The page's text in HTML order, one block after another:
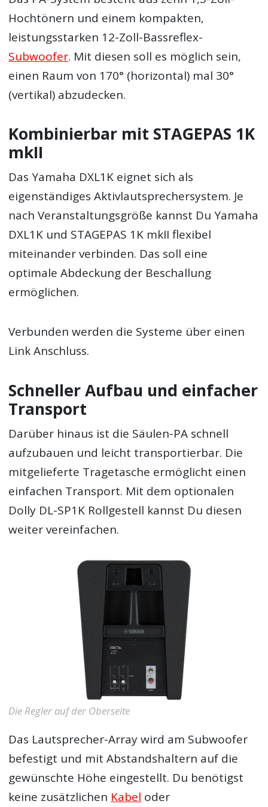
Hochtönern und einem kompakten,
leistungsstarken 12-Zoll-Bassreflex-
Subwoofer. Mit diesen soll es möglich sein,
einen Raum von 170° (horizontal) mal 30°
(vertikal) abzudecken.
Kombinierbar mit STAGEPAS 1K
mkII
Das Yamaha DXL1K eignet sich als
eigenständiges Aktivlautsprechersystem. Je
nach Veranstaltungsgröße kannst Du Yamaha
DXL1K und STAGEPAS 1K mkII flexibel
miteinander verbinden. Das soll eine
optimale Abdeckung der Beschallung
ermöglichen.
Verbunden werden die Systeme über einen
Link Anschluss.
Schneller Aufbau und einfacher
Transport
Darüber hinaus ist die Säulen-PA schnell
aufzubauen und leicht transportierbar. Die
mitgelieferte Tragetasche ermöglicht einen
einfachen Transport. Mit dem optionalen
Dolly DL-SP1K Rollgestell kannst Du diesen
weiter vereinfachen.
Die Regler auf der Oberseite
Das Lautsprecher-Array wird am Subwoofer
befestigt und mit Abstandshaltern auf die
gewünschte Höhe eingestellt. Du benötigst
keine zusätzlichen Kabel oder